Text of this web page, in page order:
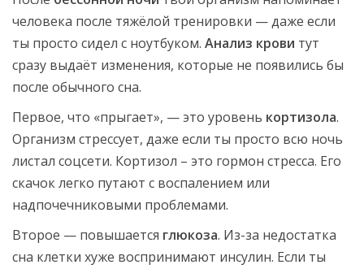
человека после тяжёлой тренировки — даже если
ты просто сидел с ноутбуком. Анализ крови тут
сразу выдаёт изменения, которые не появились бы
после обычного сна.
Первое, что «прыгает», — это уровень кортизола.
Организм стрессует, даже если ты просто всю ночь
листал соцсети. Кортизол – это гормон стресса. Его
скачок легко путают с воспалением или
надпочечниковыми проблемами.
Второе — повышается глюкоза. Из-за недостатка
сна клетки хуже воспринимают инсулин. Если ты